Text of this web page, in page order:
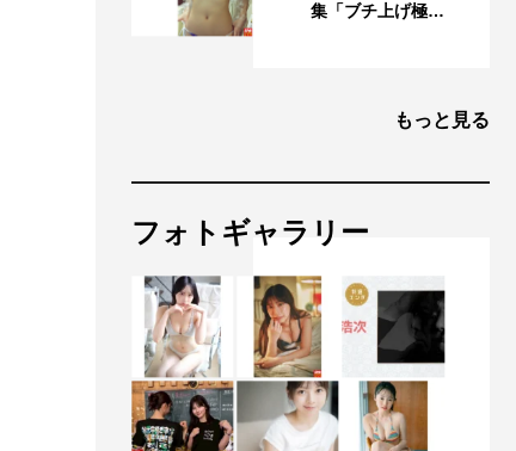
集「ブチ上げ極…
もっと見る
フォトギャラリー